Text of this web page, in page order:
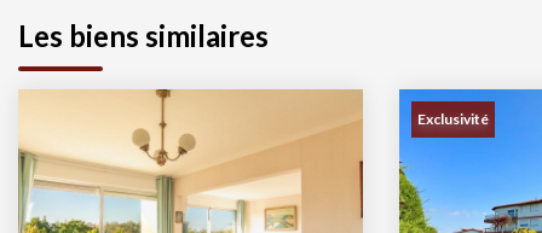
Les biens similaires
Exclusivité